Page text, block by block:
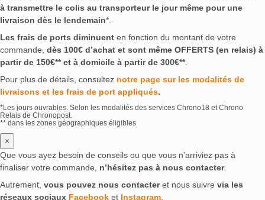
à transmettre le colis au transporteur le jour même pour une
livraison dès le lendemain*.
Les frais de ports diminuent en fonction du montant de votre
commande, dès 100€ d’achat et sont même OFFERTS (en relais) à
partir de 150€** et à domicile à partir de 300€**.
Pour plus de détails, consultez notre page sur les modalités de
livraisons et les frais de port appliqués.
*Les jours ouvrables. Selon les modalités des services Chrono18 et Chrono
Relais de Chronopost.
** dans les zones géographiques éligibles
×
Que vous ayez besoin de conseils ou que vous n’arriviez pas à
finaliser votre commande, n’hésitez pas à nous contacter.
Autrement, vous pouvez nous contacteret nous suivre via les
réseaux sociaux Facebook et Instagram